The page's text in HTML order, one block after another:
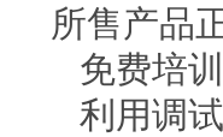
所售产品
免费培
利用调